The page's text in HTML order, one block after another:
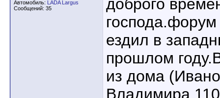
Автомобиль: LADA Largus
Сообщений: 35
доброго
господа.форум
ездил в
прошлом
из дома
Владимира